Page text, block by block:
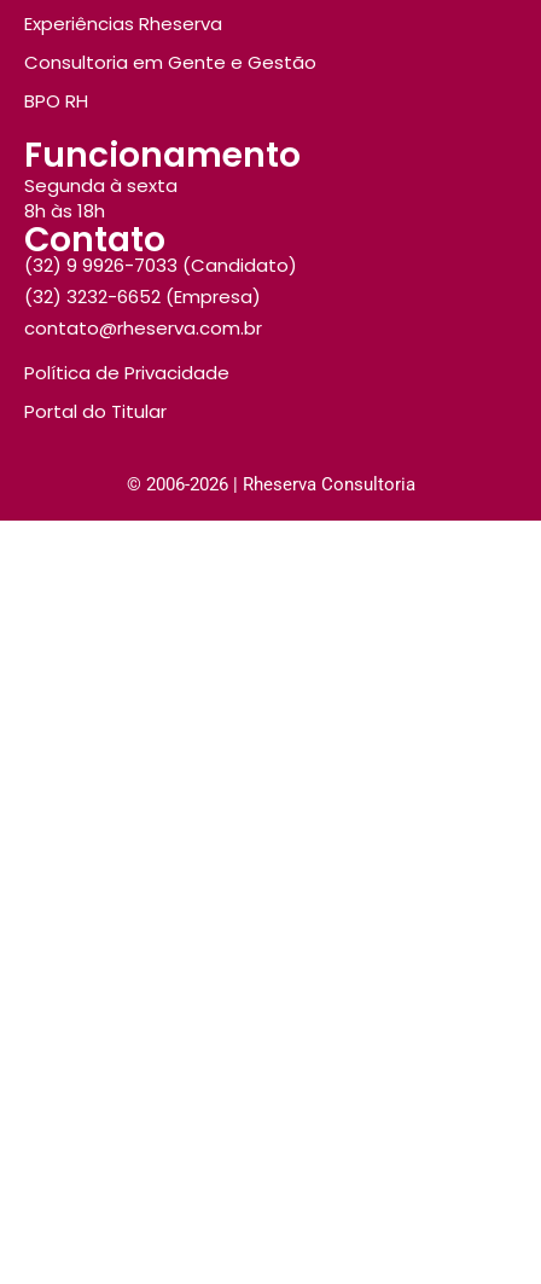
Experiências Rheserva
Consultoria em Gente e Gestão
BPO RH
Funcionamento
Segunda à sexta
8h às 18h
Contato
(32) 9 9926-7033 (Candidato)
(32) 3232-6652 (Empresa)
contato@rheserva.com.br
Política de Privacidade
Portal do Titular
© 2006-2026 | Rheserva Consultoria